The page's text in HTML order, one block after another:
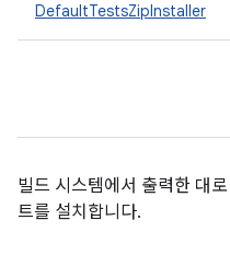
DefaultTestsZipInstaller
빌드 시스템에서 출력한 대
트를 설치합니다.